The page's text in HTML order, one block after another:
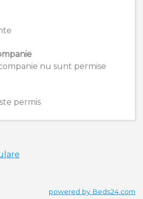
nu sunt permise
permis
powered by Beds24.com